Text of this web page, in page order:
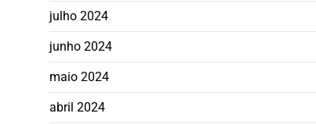
julho 2024
junho 2024
maio 2024
abril 2024